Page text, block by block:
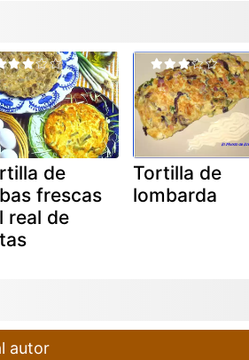
de
frescas
real de
Tortilla de
lombarda
autor